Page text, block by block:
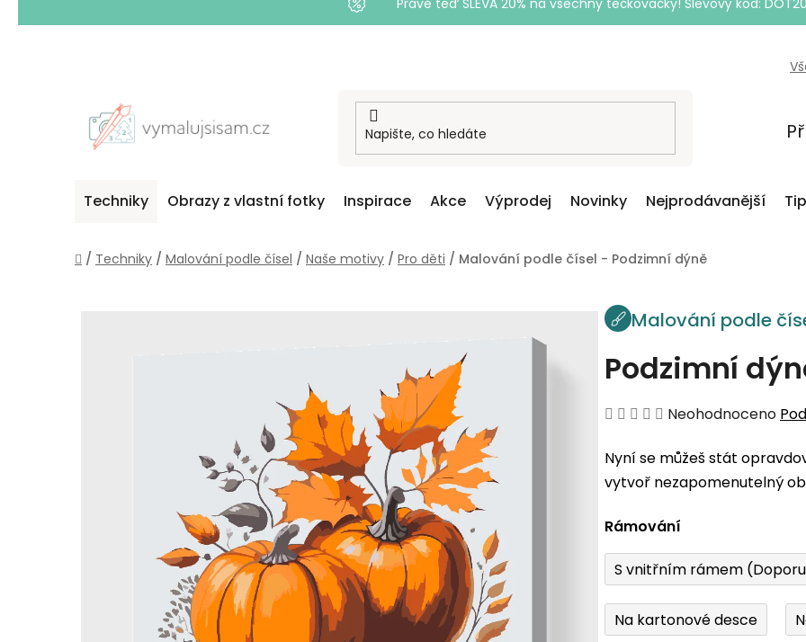
Právě teď SLEVA 20% na všechny tečkovačky! Slevový kód:
Techniky Obrazy z vlastní fotky Inspirace Akce Výprodej Novinky Nejprodávanější
Domů
/ Techniky / Malování podle čísel / Naše motivy / Pro děti / Malování podle čísel - Podzimní dýně
Malování podle
Podzimní
Průměrné
produktu
je
z
5
hvězdiček.
Neohodnoceno
Nyní se můžeš stát
vytvoř nezapomenutelný
Rámování
S vnitřním rámem
Na kartonové desce